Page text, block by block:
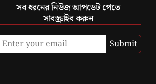
সব ধরনের নিউজ আপডেট পেতে
সাবস্ক্রাইব করুন
Submit